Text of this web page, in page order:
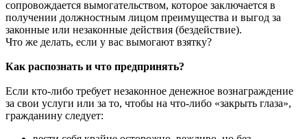
сопровождается вымогательством, которое заключается в
получении должностным лицом преимущества и выгод за
законные или незаконные действия (бездействие).
Что же делать, если у вас вымогают взятку?
Как распознать и что предпринять?
Если кто-либо требует незаконное денежное вознаграждение
за свои услуги или за то, чтобы на что-либо «закрыть глаза»,
гражданину следует: